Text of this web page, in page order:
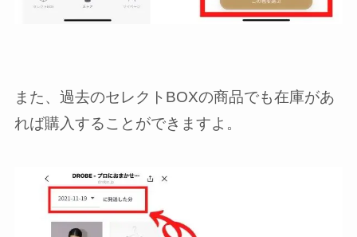
また、過去のセレクトBOXの商品でも在庫があ
れば購入することができますよ。